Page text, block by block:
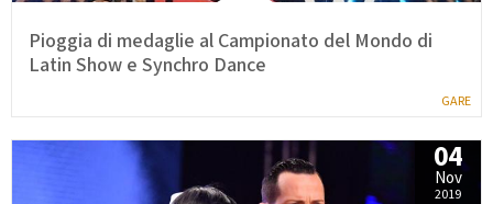
GARE
Pioggia di medaglie al Campionato del Mondo di
Latin Show e Synchro Dance
04
Nov
2019